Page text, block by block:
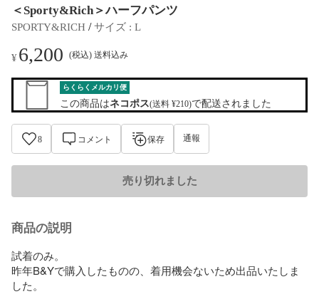
＜Sporty&Rich＞ハーフパンツ
SPORTY&RICH / サイズ : L
¥6,200 (税込) 送料込み
らくらくメルカリ便
この商品はネコポス(送料 ¥210)で配送されました
8 コメント 保存 通報
売り切れました
商品の説明
試着のみ。
昨年B&Yで購入したものの、着用機会ないため出品いたしま
した。